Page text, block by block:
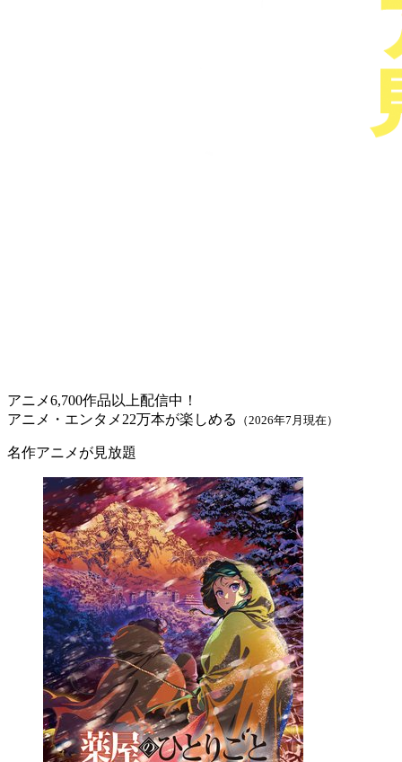
アニメ6,700作品以上配信中！
アニメ・エンタメ22万本が楽しめる
（2026年7月現在）
名作アニメが見放題